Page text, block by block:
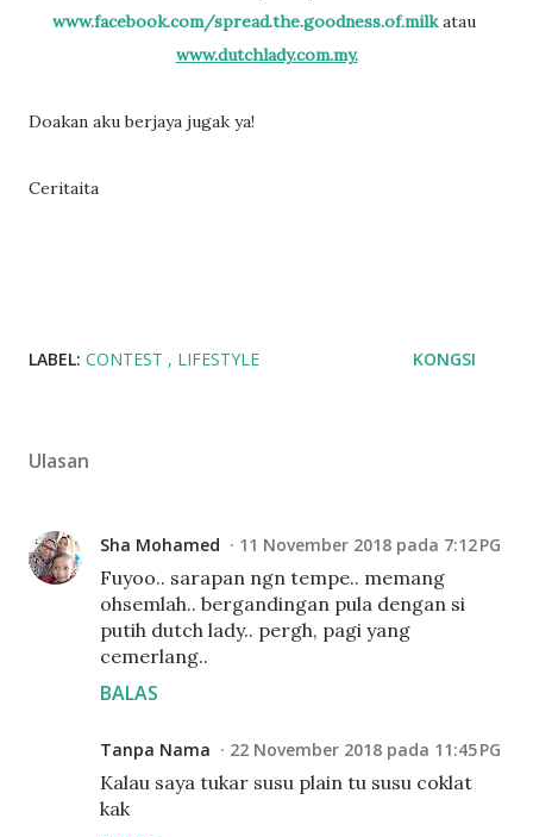
www.facebook.com/spread.the.goodness.of.milkatau
www.dutchlady.com.my.
Doakan aku berjaya jugak ya!
Ceritaita
LABEL: CONTEST LIFESTYLE KONGSI
Ulasan
Sha Mohamed 11 November 2018 pada 7:12 PG
Fuyoo.. sarapan ngn tempe.. memang
ohsemlah.. bergandingan pula dengan si
putih dutch lady.. pergh, pagi yang
cemerlang..
BALAS
Tanpa Nama 22 November 2018 pada 11:45 PG
Kalau saya tukar susu plain tu susu coklat
kak